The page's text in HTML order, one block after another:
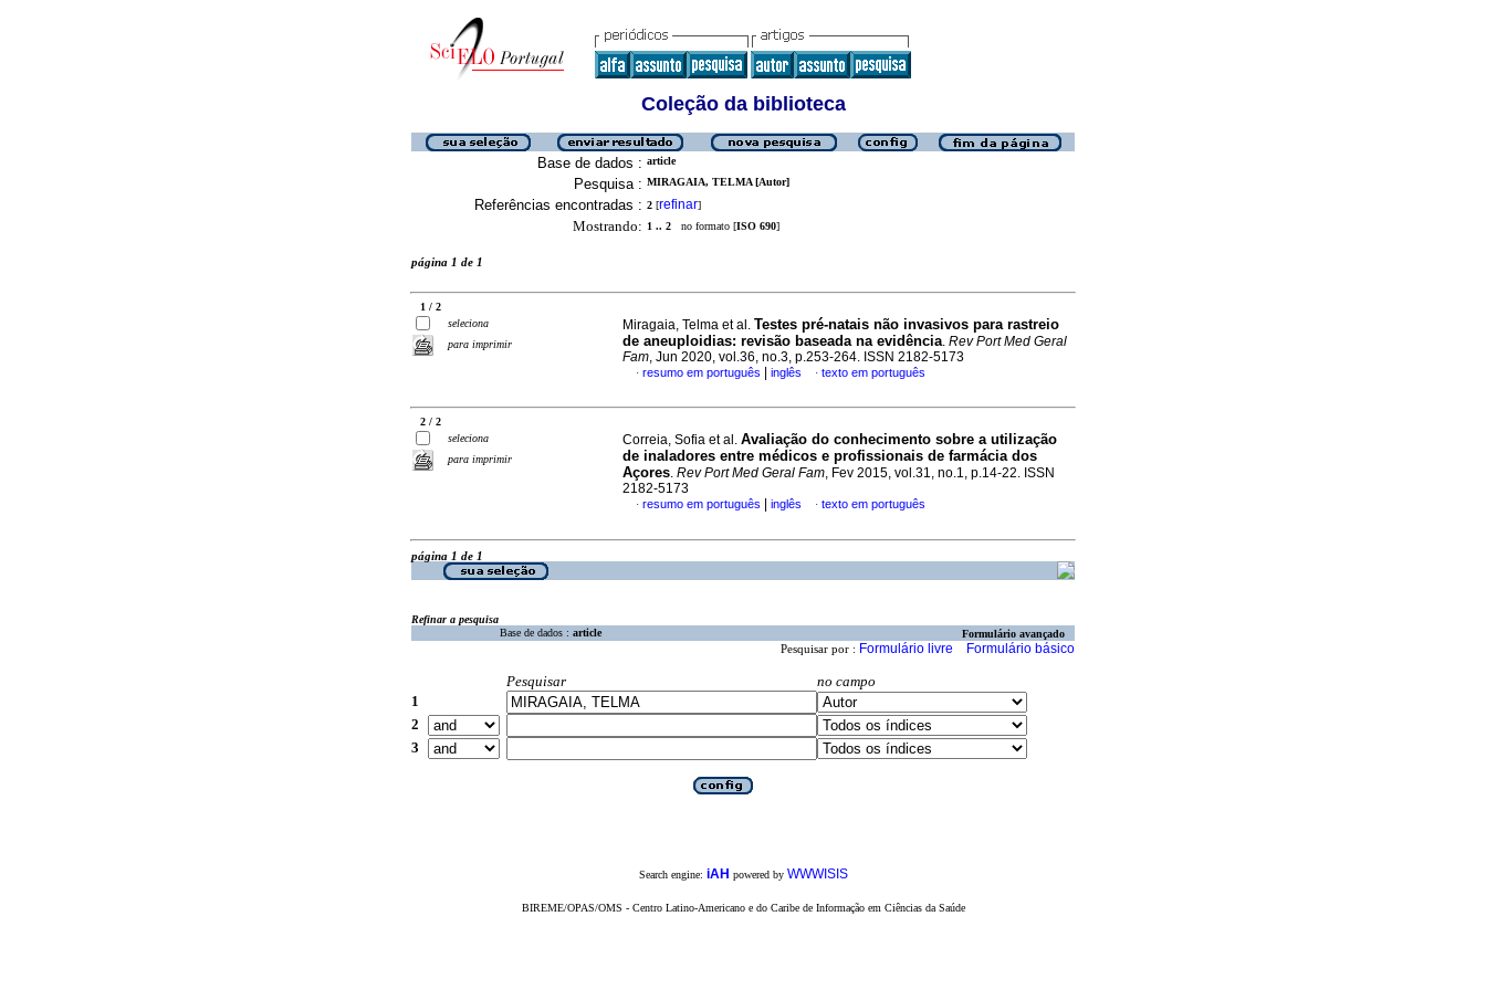
Coleção da biblioteca
Base de dados : article
Pesquisa : MIRAGAIA, TELMA [Autor]
Referências encontradas : 2 [refinar]
Mostrando: 1 .. 2 no formato [ISO 690]
página 1 de 1
1 / 2
seleciona
para imprimir
Miragaia, Telma et al. Testes pré-natais não invasivos para rastreio
de aneuploidias: revisão baseada na evidência. Rev Port Med Geral
Fam, Jun 2020, vol.36, no.3, p.253-264. ISSN 2182-5173
· resumo em português inglês · texto em português
2 / 2
seleciona
para imprimir
Correia, Sofia et al. Avaliação do conhecimento sobre a utilização
de inaladores entre médicos e profissionais de farmácia dos
Açores. Rev Port Med Geral Fam, Fev 2015, vol.31, no.1, p.14-22. ISSN
2182-5173
· resumo em português inglês · texto em português
página 1 de 1
Refinar a pesquisa
Base de dados : article Formulário avançado
Pesquisar por : Formulário livre Formulário básico
Pesquisar
no campo
1
2
3
Search engine: iAH powered by WWWISIS
BIREME/OPAS/OMS - Centro Latino-Americano e do Caribe de Informação em Ciências da Saúde